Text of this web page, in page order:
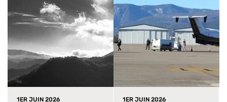
1ER JUIN 2026 1ER JUIN 2026